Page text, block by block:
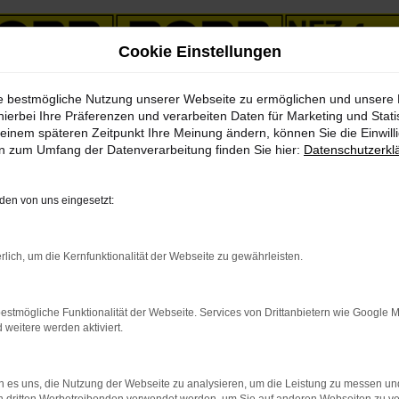
mit Lieferservice nach Weimar
Country Angebote
Weimar – jetzt einsteigen
unterwegs zu sein? Dann lassen Sie uns gemeinsam
Traum erfüllt. So werden auch Sie staunen, wie günstig
von einem Neuwagen. Oder einem Gebrauchtfahrzeug,
Cross Country hierfür eines der am Besten geeigneten
Cookie Einstellungen
bestmögliche Nutzung unserer Webseite zu ermöglichen und unsere
Ihre Präferenzen und verarbeiten Daten für Marketing und
späteren Zeitpunkt Ihre Meinung ändern, können Sie die
zum Umfang der Datenverarbeitung finden Sie hier:
von uns eingesetzt:
um die Kernfunktionalität der Webseite zu gewährleisten.
Funktionalität der Webseite. Services von Drittanbietern wie Google
weitere werden aktiviert.
es uns, die Nutzung der Webseite zu analysieren, um die Leistung zu messen